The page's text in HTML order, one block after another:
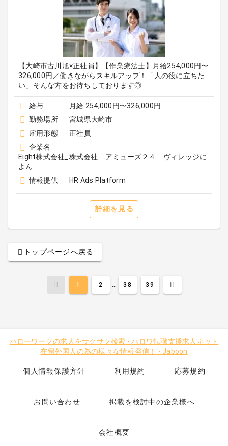
【大崎市古川旭×正社員】【作業療法士】月給254,000円〜
326,000円／働きながらスキルアップ！「人の役に立ちた
い」そんな方をお待ちしております◎
給与
月給 254,000円〜326,000円
勤務場所
宮城県大崎市
雇用形態
正社員
企業名
Eight株式会社_株式会社 アミューズ２４ ヴィレッジに
よん
情報提供
HR Ads Platform
詳細を見る
トップページへ戻る
1 2 ... 38 39
ハローワークの求人をサクサク検索 -ハロワ転職支援求人ネット
在留外国人の為の様々な情報発信！
- Jaboon
個人情報保護方針 利用規約 応募規約
お問い合わせ 掲載を検討中の企業様へ
会社概要